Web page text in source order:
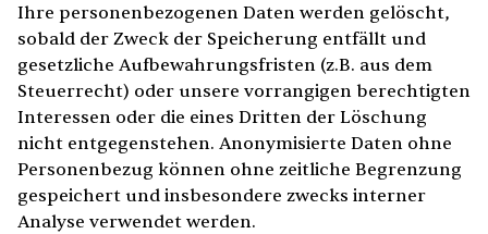
Ihre personenbezogenen Daten werden gelöscht,
sobald der Zweck der Speicherung entfällt und
gesetzliche Aufbewahrungsfristen (z.B. aus dem
Steuerrecht) oder unsere vorrangigen berechtigten
Interessen oder die eines Dritten der Löschung
nicht entgegenstehen. Anonymisierte Daten ohne
Personenbezug können ohne zeitliche Begrenzung
gespeichert und insbesondere zwecks interner
Analyse verwendet werden.